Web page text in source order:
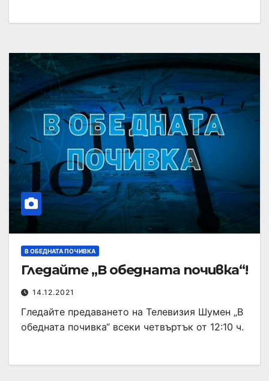
В ОБЕДНАТА ПОЧИВКА
Гледайте „В обедната почивка“!
14.12.2021
Гледайте предаването на Телевизия Шумен „В
обедната почивка“ всеки четвъртък от 12:10 ч.